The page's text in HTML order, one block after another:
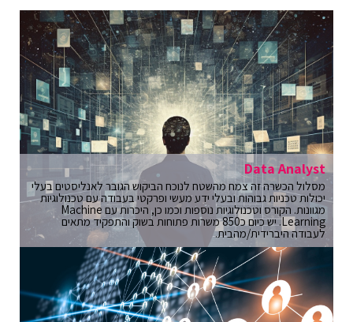
Data Analyst
מסלול הכשרה זה צמח מהשטח לנוכח הביקוש הגובר לאנליסטים בעלי
יכולות טכניות גבוהות ובעלי ידע מעשי ופרקטי בעבודה עם טכנולוגיות
מגוונות. הקורס וטכנולוגיות נוספות וכמו כן, היכרות עם Machine
Learning. יש כיום כ850 משרות פתוחות בשוק והתפקיד מתאים
לעבודה היברידית/מהבית.